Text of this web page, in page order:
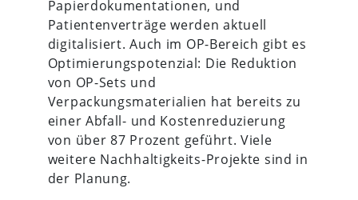
Papierdokumentationen, und
Patientenverträge werden aktuell
digitalisiert. Auch im OP-Bereich gibt es
Optimierungspotenzial: Die Reduktion
von OP-Sets und
Verpackungsmaterialien hat bereits zu
einer Abfall- und Kostenreduzierung
von über 87 Prozent geführt. Viele
weitere Nachhaltigkeits-Projekte sind in
der Planung.